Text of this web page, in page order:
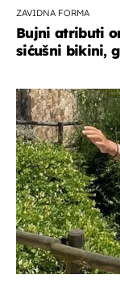
ZAVIDNA FORMA
Bujni atributi
sićušni bikini,